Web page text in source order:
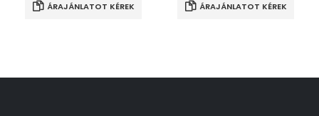
ÁRAJÁNLATOT KÉREK ÁRAJÁNLATOT KÉREK